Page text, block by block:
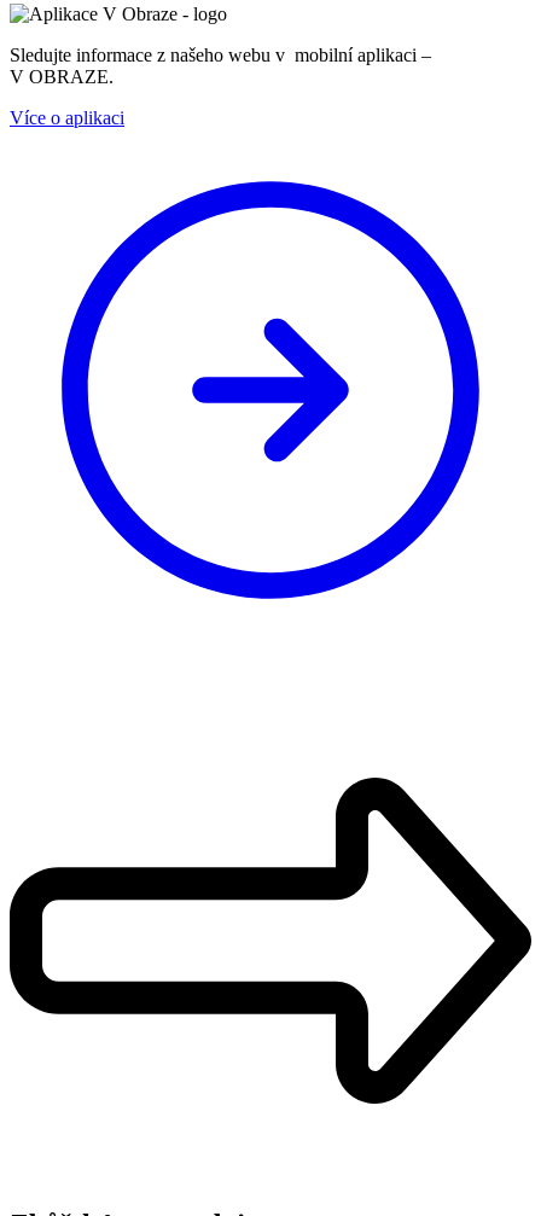
Sledujte informace z našeho webu v mobilní aplikaci –
V OBRAZE.
Více o aplikaci